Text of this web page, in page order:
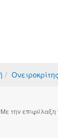
Ονειροκρίτης
την επιφύλαξη